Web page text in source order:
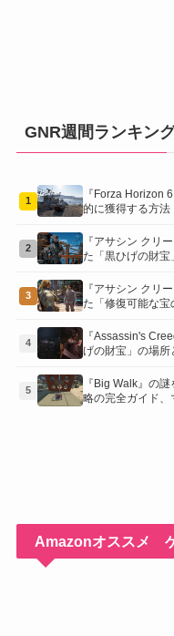
GNR週間ランキン
1
『Forza Horizon
的に獲得する方法
2
『アサシン クリ
た「黒ひげの財宝
3
『アサシン クリ
た「修復可能な宝
コツを紹介！
4
『Assassin's
げの財宝」の場所
5
『Big Walk』の
略の完全ガイド、
Amazonオススメ